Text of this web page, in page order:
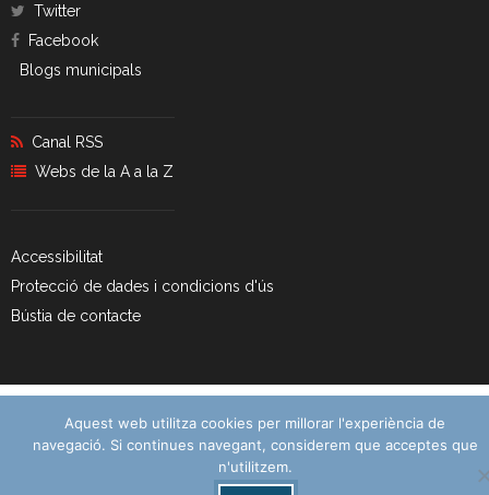
Aquest web utilitza cookies per millorar l'experiència de
navegació. Si continues navegant, considerem que acceptes que
n'utilitzem.
Twitter
Facebook
Blogs municipals
Canal RSS
Webs de la A a la Z
Accessibilitat
Protecció de dades i condicions d'ús
Bústia de contacte